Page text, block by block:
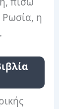
Ρωσία, η